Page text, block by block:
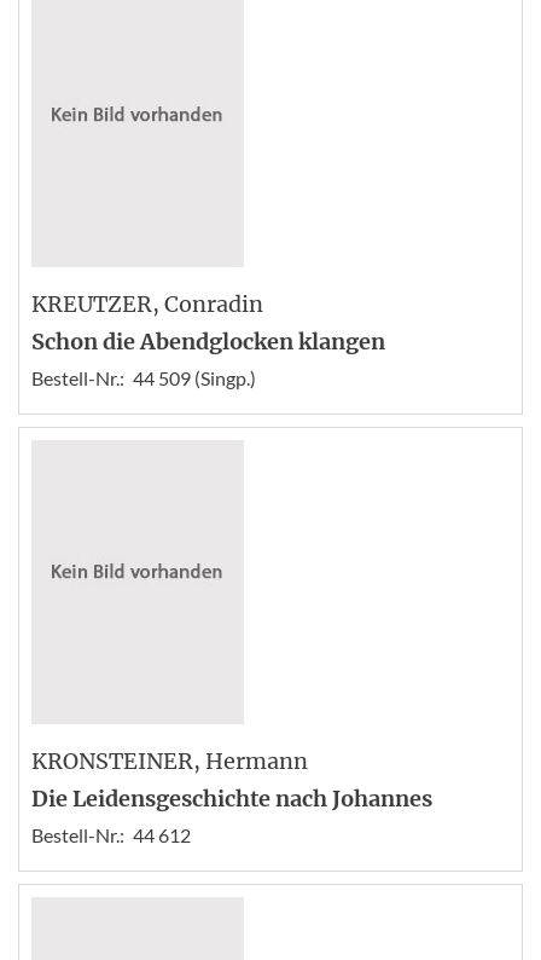
KREUTZER, Conradin
Schon die Abendglocken klangen
Bestell-Nr.: 44 509 (Singp.)
KRONSTEINER, Hermann
Die Leidensgeschichte nach Johannes
Bestell-Nr.: 44 612